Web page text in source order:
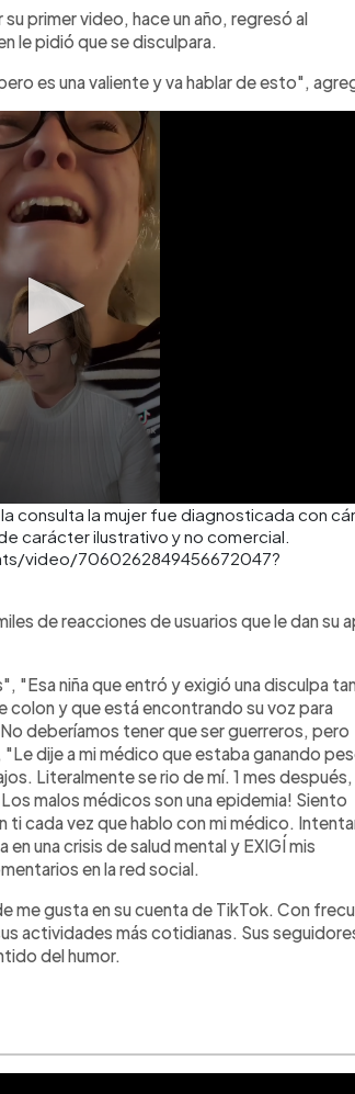
primer video, hace un año, regresó al
le pidió que se disculpara.
es una valiente y va hablar de esto",
consulta la mujer fue diagnosticada con
carácter ilustrativo y no comercial.
video/7060262849456672047?
de reacciones de usuarios que le dan su
"Esa niña que entró y exigió una disculpa
colon y que está encontrando su voz para
deberíamos tener que ser guerreros, pero
dije a mi médico que estaba ganando
Literalmente se rio de mí. 1 mes después,
malos médicos son una epidemia! Siento
ti cada vez que hablo con mi médico.
una crisis de salud mental y EXIGÍ mis
en la red social.
me gusta en su cuenta de TikTok. Con
actividades más cotidianas. Sus
del humor.